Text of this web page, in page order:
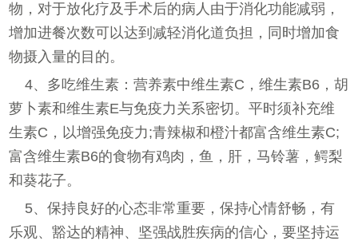
物，对于放化疗及手术后的病人由于消化功能减弱，
增加进餐次数可以达到减轻消化道负担，同时增加食
物摄入量的目的。
4、多吃维生素：营养素中维生素C，维生素B6，胡
萝卜素和维生素E与免疫力关系密切。平时须补充维
生素C，以增强免疫力;青辣椒和橙汁都富含维生素C;
富含维生素B6的食物有鸡肉，鱼，肝，马铃薯，鳄梨
和葵花子。
5、保持良好的心态非常重要，保持心情舒畅，有
乐观、豁达的精神、坚强战胜疾病的信心，要坚持运